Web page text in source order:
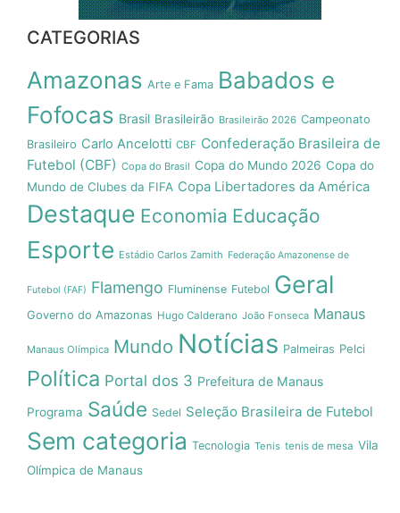
CATEGORIAS
Amazonas Arte e Fama Babados e
Fofocas Brasil Brasileirão Brasileirão 2026 Campeonato
Brasileiro Carlo Ancelotti CBF Confederação Brasileira de
Futebol (CBF) Copa do Brasil Copa do Mundo 2026 Copa do
Mundo de Clubes da FIFA Copa Libertadores da América
Destaque Economia Educação
Esporte Estádio Carlos Zamith Federação Amazonense de
Futebol (FAF) Flamengo Fluminense Futebol Geral
Governo do Amazonas Hugo Calderano João Fonseca Manaus
Manaus Olímpica Mundo Notícias Palmeiras Pelci
Política Portal dos 3 Prefeitura de Manaus
Programa Saúde Sedel Seleção Brasileira de Futebol
Sem categoria Tecnologia Tenis tenis de mesa Vila
Olímpica de Manaus